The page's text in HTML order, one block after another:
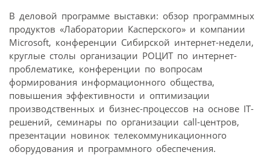
В деловой программе выставки: обзор программных
продуктов «Лаборатории Касперского» и компании
Microsoft, конференции Сибирской интернет-недели,
круглые столы организации РОЦИТ по интернет-
проблематике, конференции по вопросам
формирования информационного общества,
повышения эффективности и оптимизации
производственных и бизнес-процессов на основе IT-
решений, семинары по организации call-центров,
презентации новинок телекоммуникационного
оборудования и программного обеспечения.